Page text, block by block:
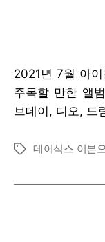
2021년 7월 아
주목할 만한 앨
브데이, 디오, 드
Tags데이식스 이븐